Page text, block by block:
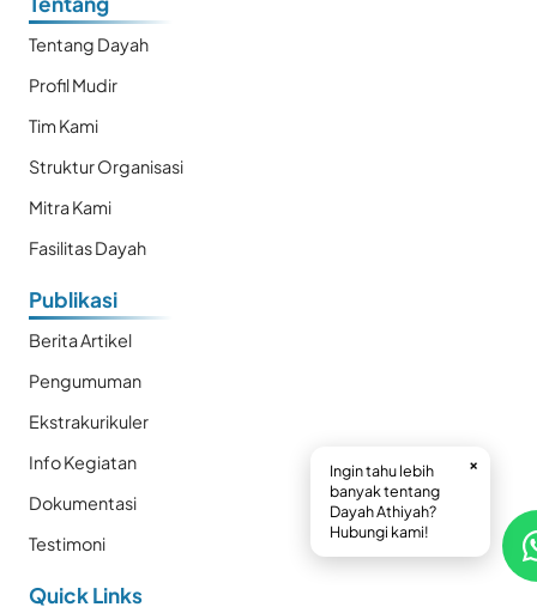
Tentang Dayah
Profil Mudir
Tim Kami
Struktur Organisasi
Mitra Kami
Fasilitas Dayah
Publikasi
Berita Artikel
Pengumuman
Ekstrakurikuler
Info Kegiatan
Dokumentasi
Testimoni
Quick Links
Ingin tahu lebih
banyak tentang
Dayah Athiyah?
Hubungi kami!
×